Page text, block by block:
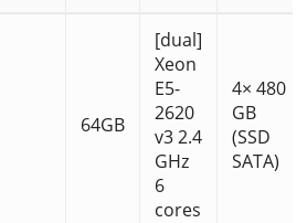
64GB
[dual]
Xeon
E5-
2620
v3 2.4
GHz
6
cores
4× 480
GB
(SSD
SATA)